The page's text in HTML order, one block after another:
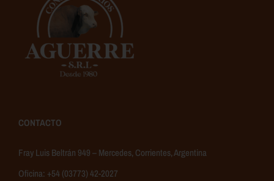
CONTACTO
Fray Luis Beltrán 949 – Mercedes, Corrientes, Argentina
Oficina: +54 (03773) 42-2027